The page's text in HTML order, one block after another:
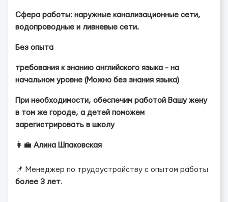
Сфера работы: наружные канализационные сети,
водопроводные и ливневые сети.
️Без опыта
требования к знанию английского языка - на
начальном уровне (Можно без знания языка)
При необходимости, обеспечим работой Вашу жену
в том же городе, а детей поможем
зарегистрировать в школу️
👩‍💼 Алина Шпаковская
📌 Менеджер по трудоустройству с опытом работы
более 3 лет.